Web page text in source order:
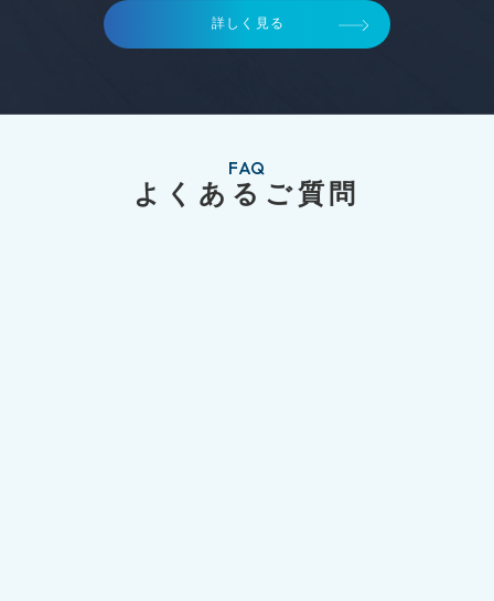
詳しく見る
FAQ
よくあるご質問